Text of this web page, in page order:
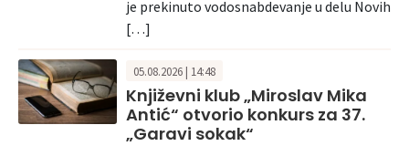
je prekinuto vodosnabdevanje u delu Novih
[…]
05.08.2026 | 14:48
Književni klub „Miroslav Mika
Antić“ otvorio konkurs za 37.
„Garavi sokak“